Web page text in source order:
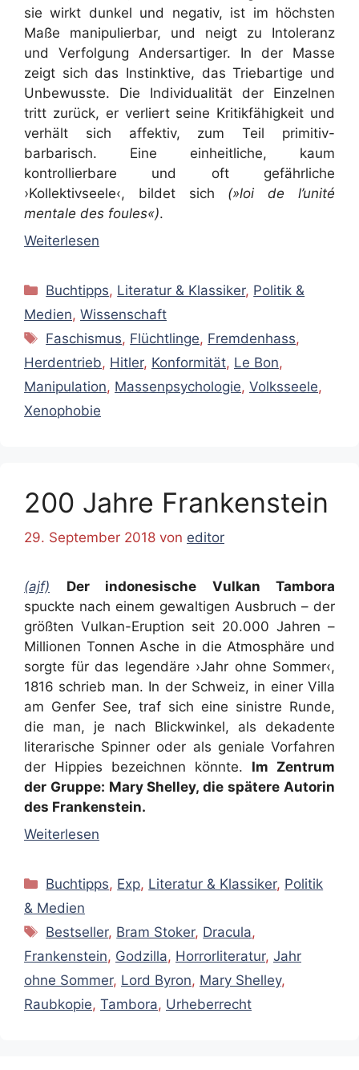
sie wirkt dunkel und negativ, ist im höchsten
Maße manipulierbar, und neigt zu Intoleranz
und Verfolgung Andersartiger. In der Masse
zeigt sich das Instinktive, das Triebartige und
Unbewusste. Die Individualität der Einzelnen
tritt zurück, er verliert seine Kritikfähigkeit und
verhält sich affektiv, zum Teil primitiv-
barbarisch. Eine einheitliche, kaum
kontrollierbare und oft gefährliche
›Kollektivseele‹, bildet sich (»loi de l’unité
mentale des foules«).
Weiterlesen
Kategorien
Buchtipps, Literatur & Klassiker, Politik &
Medien, Wissenschaft
Schlagwörter
Faschismus, Flüchtlinge, Fremdenhass,
Herdentrieb, Hitler, Konformität, Le Bon,
Manipulation, Massenpsychologie, Volksseele,
Xenophobie
200 Jahre Frankenstein
29. September 2018 von editor
(ajf)
Der indonesische Vulkan Tambora
spuckte nach einem gewaltigen Ausbruch – der
größten Vulkan-Eruption seit 20.000 Jahren –
Millionen Tonnen Asche in die Atmosphäre und
sorgte für das legendäre ›Jahr ohne Sommer‹,
1816 schrieb man. In der Schweiz, in einer Villa
am Genfer See, traf sich eine sinistre Runde,
die man, je nach Blickwinkel, als dekadente
literarische Spinner oder als geniale Vorfahren
der Hippies bezeichnen könnte. Im Zentrum
der Gruppe: Mary Shelley, die spätere Autorin
des Frankenstein.
Weiterlesen
Kategorien
Buchtipps, Exp, Literatur & Klassiker, Politik
& Medien
Schlagwörter
Bestseller, Bram Stoker, Dracula,
Frankenstein, Godzilla, Horrorliteratur, Jahr
ohne Sommer, Lord Byron, Mary Shelley,
Raubkopie, Tambora, Urheberrecht